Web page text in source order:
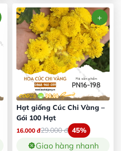
Hạt giống Cúc Chi Vàng –
Gói 100 Hạt
16.000 đ29.000đ 45%
Giao hàng nhanh